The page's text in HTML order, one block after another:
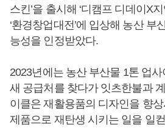
스킨’을 출시해 ‘디캠프 디데이X
‘환경창업대전’에 입상해 농산 부
능성을 인정받았다.
2023년에는 농산 부산물 1톤 업
새 공급처를 찾다가 잇츠한불과
이클은 재활용품의 디자인을 향
제품으로 재탄생 시키는 일을 일